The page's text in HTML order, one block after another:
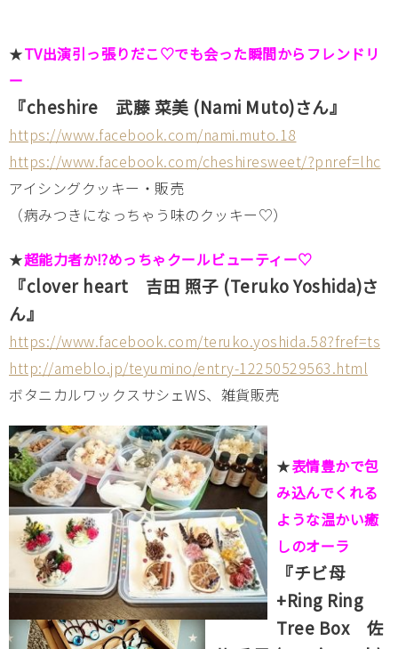
★TV出演引っ張りだこ♡でも会った瞬間からフレンドリ
ー
『cheshire 武藤 菜美 (Nami Muto)さん』
https://www.facebook.com/nami.muto.18
https://www.facebook.com/cheshiresweet/?pnref=lhc
アイシングクッキー・販売
（病みつきになっちゃう味のクッキー♡）
★超能力者か⁉めっちゃクールビューティー♡
『clover heart 吉田 照子 (Teruko Yoshida)さ
ん』
https://www.facebook.com/teruko.yoshida.58?fref=ts
http://ameblo.jp/teyumino/entry-12250529563.html
ボタニカルワックスサシェWS、雑貨販売
★表情豊かで包
み込んでくれる
ような温かい癒
しのオーラ
『チビ母
+Ring Ring
Tree Box 佐